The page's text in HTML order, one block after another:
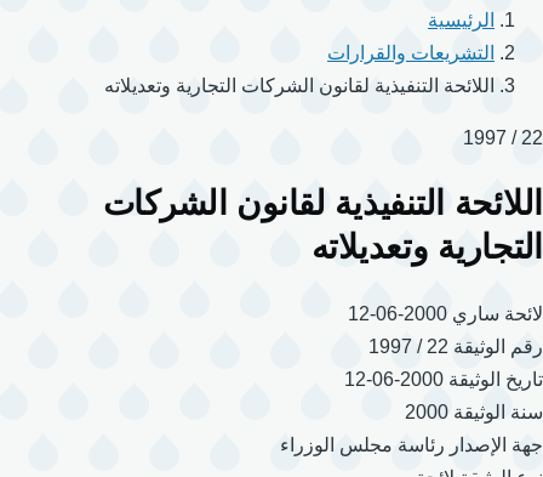
الرئيسية
التشريعات والقرارات
اللائحة التنفيذية لقانون الشركات التجارية وتعديلاته
22 / 1997
اللائحة التنفيذية لقانون الشركات
التجارية وتعديلاته
لائحة ساري 2000-06-12
رقم الوثيقة 22 / 1997
تاريخ الوثيقة 2000-06-12
سنة الوثيقة 2000
جهة الإصدار رئاسة مجلس الوزراء